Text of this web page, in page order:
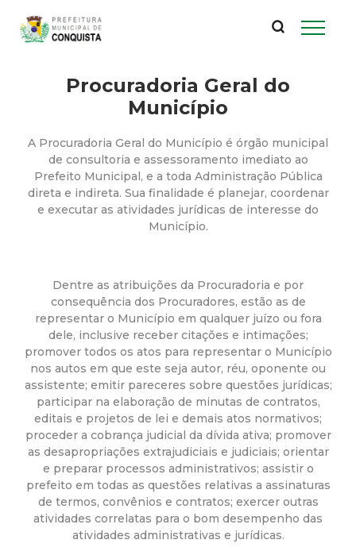
conteúdo
principal
P
f
e
i
r
a
M
u
n
i
Procuradoria Geral do
Município
A Procuradoria Geral do Município é órgão municipal
de consultoria e assessoramento imediato ao
Prefeito Municipal, e a toda Administração Pública
direta e indireta. Sua finalidade é planejar, coordenar
e executar as atividades jurídicas de interesse do
Município.
Dentre as atribuições da Procuradoria e por
consequência dos Procuradores, estão as de
representar o Município em qualquer juízo ou fora
dele, inclusive receber citações e intimações;
promover todos os atos para representar o Município
nos autos em que este seja autor, réu, oponente ou
assistente; emitir pareceres sobre questões jurídicas;
participar na elaboração de minutas de contratos,
editais e projetos de lei e demais atos normativos;
proceder a cobrança judicial da dívida ativa; promover
as desapropriações extrajudiciais e judiciais; orientar
e preparar processos administrativos; assistir o
prefeito em todas as questões relativas a assinaturas
de termos, convênios e contratos; exercer outras
atividades correlatas para o bom desempenho das
atividades administrativas e jurídicas.